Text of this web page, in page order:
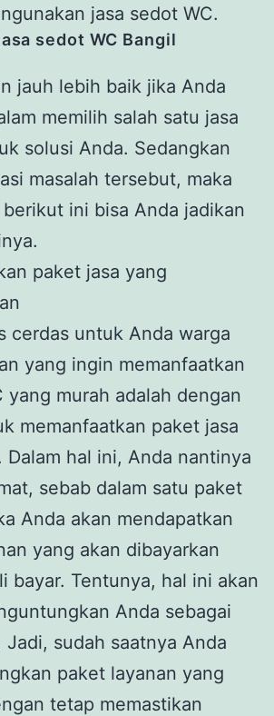
jasa sedot WC.
sedot WC Bangil
jauh lebih baik jika Anda
memilih salah satu jasa
solusi Anda. Sedangkan
masalah tersebut, maka
ini bisa Anda jadikan
paket jasa yang
cerdas untuk Anda warga
yang ingin memanfaatkan
yang murah adalah dengan
memanfaatkan paket jasa
Dalam hal ini, Anda nantinya
sebab dalam satu paket
Anda akan mendapatkan
yang akan dibayarkan
bayar. Tentunya, hal ini akan
Anda sebagai
sudah saatnya Anda
paket layanan yang
tetap memastikan